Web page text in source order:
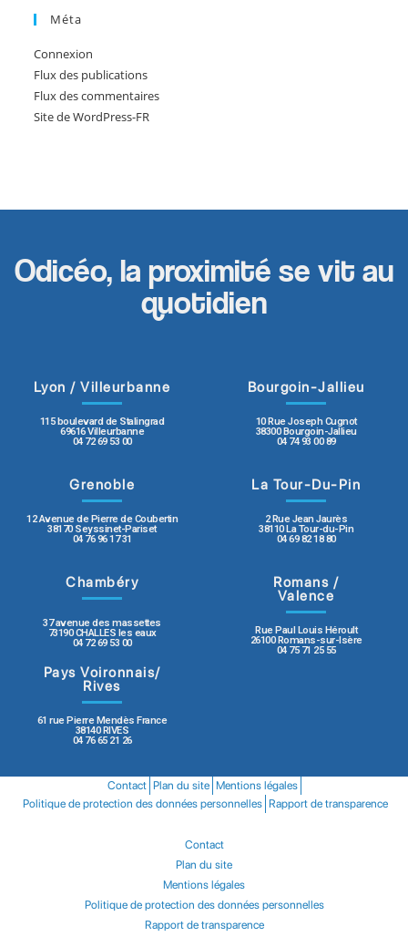
Méta
Connexion
Flux des publications
Flux des commentaires
Site de WordPress-FR
Odicéo, la proximité se vit au
quotidien
Lyon / Villeurbanne
115 boulevard de Stalingrad
69616 Villeurbanne
04 72 69 53 00
Bourgoin-Jallieu
10 Rue Joseph Cugnot
38300 Bourgoin-Jallieu
04 74 93 00 89
Grenoble
12 Avenue de Pierre de Coubertin
38170 Seyssinet-Pariset
04 76 96 17 31
La Tour-Du-Pin
2 Rue Jean Jaurès
38110 La Tour-du-Pin
04 69 82 18 80
Chambéry
37 avenue des massettes
73190 CHALLES les eaux
04 72 69 53 00
Romans /
Valence
Rue Paul Louis Héroult
26100 Romans-sur-Isère
04 75 71 25 55
Pays Voironnais/
Rives
61 rue Pierre Mendès France
38140 RIVES
04 76 65 21 26
Contact Plan du site Mentions légales
Politique de protection des données personnelles Rapport de transparence
Contact
Plan du site
Mentions légales
Politique de protection des données personnelles
Rapport de transparence